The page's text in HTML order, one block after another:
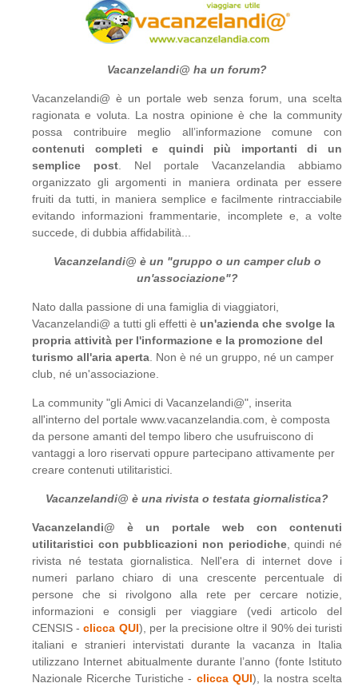
Vacanzelandi@ ha un forum?
Vacanzelandi@ è un portale web senza forum, una scelta
ragionata e voluta. La nostra opinione è che la community
possa contribuire meglio all’informazione comune con
contenuti completi e quindi più importanti di un
semplice post . Nel portale Vacanzelandia abbiamo
organizzato gli argomenti in maniera ordinata per essere
fruiti da tutti, in maniera semplice e facilmente rintracciabile
evitando informazioni frammentarie, incomplete e, a volte
succede, di dubbia affidabilità...
Vacanzelandi@ è un "gruppo o un camper club o
un'associazione"?
Nato dalla passione di una famiglia di viaggiatori,
Vacanzelandi@ a tutti gli effetti è un'azienda che svolge la
propria attività per l'informazione e la promozione del
turismo all'aria aperta . Non è né un gruppo, né un camper
club, né un'associazione.
La community "gli Amici di Vacanzelandi@", inserita
all'interno del portale www.vacanzelandia.com, è composta
da persone amanti del tempo libero che usufruiscono di
vantaggi a loro riservati oppure partecipano attivamente per
creare contenuti utilitaristici.
Vacanzelandi@ è una rivista o testata giornalistica?
Vacanzelandi@ è un portale web con contenuti
utilitaristici con pubblicazioni non periodiche, quindi né
rivista né testata giornalistica. Nell'era di internet dove i
numeri parlano chiaro di una crescente percentuale di
persone che si rivolgono alla rete per cercare notizie,
informazioni e consigli per viaggiare (vedi articolo del
CENSIS -clicca QUI), per la precisione oltre il 90% dei turisti
italiani e stranieri intervistati durante la vacanza in Italia
utilizzano Internet abitualmente durante l’anno (fonte Istituto
Nazionale Ricerche Turistiche - clicca QUI), la nostra scelta